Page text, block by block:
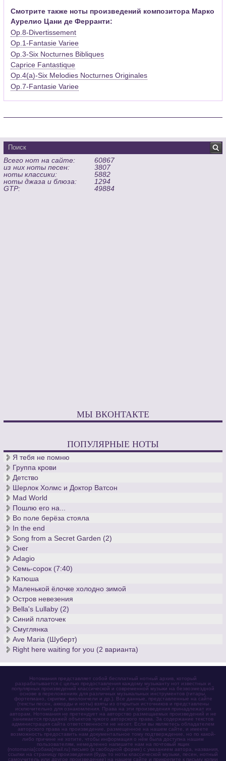
Смотрите также ноты произведений композитора Марко
Аурелио Цани де Ферранти:
Op.8-Divertissement
Op.1-Fantasie Variee
Op.3-Six Nocturnes Bibliques
Caprice Fantastique
Op.4(a)-Six Melodies Nocturnes Originales
Op.7-Fantasie Variee
Всего нот на сайте:
60867
из них ноты песен:
3807
ноты классики:
5882
ноты джаза и блюза:
1294
GTP:
49884
МЫ ВКОНТАКТЕ
ПОПУЛЯРНЫЕ НОТЫ
Я тебя не помню
Группа крови
Детство
Шерлок Холмс и Доктор Ватсон
Mad World
Пошлю его на...
Во поле берёза стояла
In the end
Song from a Secret Garden (2)
Снег
Adagio
Семь-сорок (7:40)
Катюша
Маленькой ёлочке холодно зимой
Остров невезения
Bella's Lullaby (2)
Синий платочек
Смуглянка
Ave Maria (Шуберт)
Right here waiting for you (2 варианта)
Нотомания представляет собой бесплатный нотный архив, который
разрабатывается с целью предоставления каждому музыканту нот известных и
популярных произведений классической и современной музыки на безвозмездной
основе в переложениях для различных музыкальных инструментов (гитары,
фортепиано, скрипки, виолончели и др.). Все данные, представленные на сайте
(тексты песен, аккорды и ноты) взяты из открытых источников и представлены
исключительно для ознакомления. Права на эти произведения принадлежат их
авторам. Нотомания не претендует на авторство размещаемых произведений и не
занимается продажей объектов чужого авторского права. За содержание текстов
администрация сайта ответственности не несет. Если вы являетесь обладателем
авторского права на произведение, размещенное на нашем сайте, и имеете
возможность предоставить нам документальное тому подтверждение, но по какой-
либо причине не хотите, чтобы информация о нём была доступна нашим
пользователям, немедленно напишите нам на почтовый ящик
(notomania[собака]mail.ru) письмо (в свободной форме) с указанием автора, названия,
ссылки на страницу произведения (будь то ноты классической музыки, песен, нотный
самоучитель или другое произведение) на нашем сайте и прикрепите к письму копии